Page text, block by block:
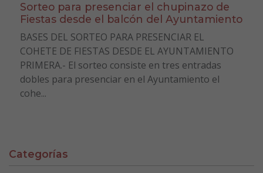
Sorteo para presenciar el chupinazo de
Fiestas desde el balcón del Ayuntamiento
BASES DEL SORTEO PARA PRESENCIAR EL
COHETE DE FIESTAS DESDE EL AYUNTAMIENTO
PRIMERA.- El sorteo consiste en tres entradas
dobles para presenciar en el Ayuntamiento el
cohe...
Categorías